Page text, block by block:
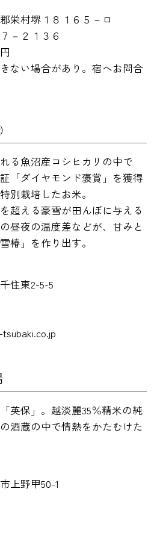
栄村堺１８１６５－ロ
－２１３６
ない場合があり。宿へお問合
る魚沼産コシヒカリの中で
「ダイヤモンド褒賞」を獲得
別栽培したお米。
超える豪雪が田んぼに与える
昼夜の温度差などが、甘みと
椿」を作り出す。
住東2-5-5
英保」。越淡麗35％精米の純
酒蔵の中で情熱をかたむけた
上野甲50-1